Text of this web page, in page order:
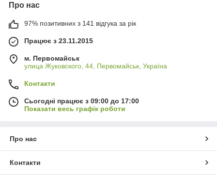
Про нас
97% позитивних з 141 відгука за рік
Працює з 23.11.2015
м. Первомайськ
улица Жуковского, 44, Первомайськ, Україна
Контакти
Сьогодні працює з 09:00 до 17:00
Показати весь графік роботи
Про нас
Контакти